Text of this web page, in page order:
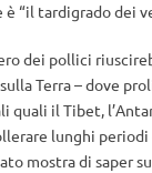
è “il tardigrado dei
dei pollici
Terra – dove
quali il Tibet,
lunghi
mostra di saper